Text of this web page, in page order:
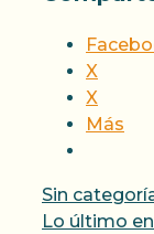
X
X
Más
Categorías
Sin
Lo último